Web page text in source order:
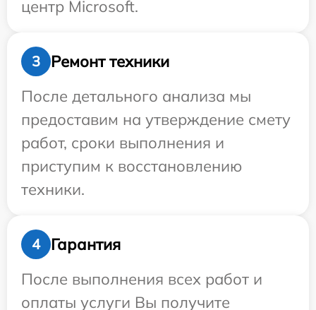
центр Microsoft.
3
Ремонт техники
После детального анализа мы
предоставим на утверждение смету
работ, сроки выполнения и
приступим к восстановлению
техники.
4
Гарантия
После выполнения всех работ и
оплаты услуги Вы получите